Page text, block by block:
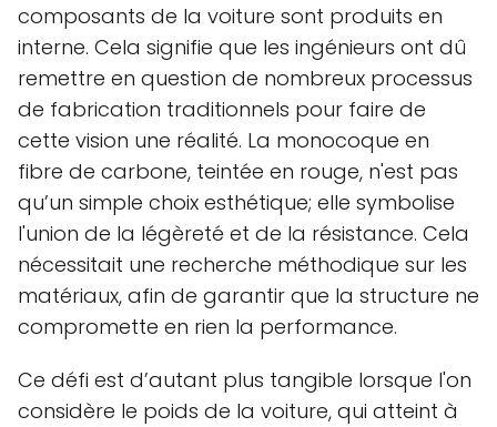
composants de la voiture sont produits en
interne. Cela signifie que les ingénieurs ont dû
remettre en question de nombreux processus
de fabrication traditionnels pour faire de
cette vision une réalité. La monocoque en
fibre de carbone, teintée en rouge, n'est pas
qu’un simple choix esthétique; elle symbolise
l'union de la légèreté et de la résistance. Cela
nécessitait une recherche méthodique sur les
matériaux, afin de garantir que la structure ne
compromette en rien la performance.
Ce défi est d’autant plus tangible lorsque l'on
considère le poids de la voiture, qui atteint à